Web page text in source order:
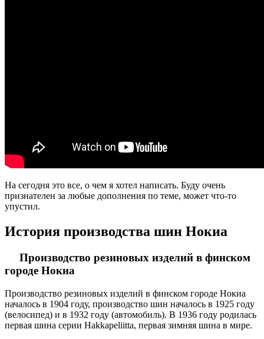
На сегодня это все, о чем я хотел написать. Буду очень
признателен за любые дополнения по теме, может что-то
упустил.
История производства шин Нокиа
Производство резиновых изделий в финском
городе Нокиа
Производство резиновых изделий в финском городе Нокиа
началось в 1904 году, производство шин началось в 1925 году
(велосипед) и в 1932 году (автомобиль). В 1936 году родилась
первая шина серии Hakkapeliitta, первая зимняя шина в мире.